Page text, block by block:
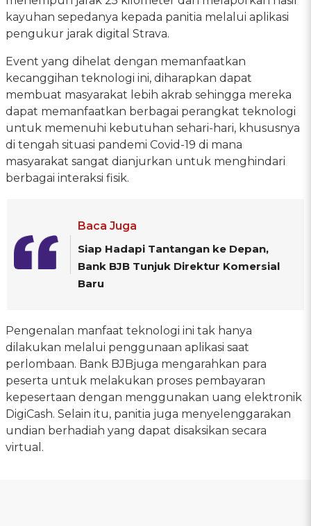
kayuhan sepedanya kepada panitia melalui aplikasi
pengukur jarak digital Strava.
Event yang dihelat dengan memanfaatkan
kecanggihan teknologi ini, diharapkan dapat
membuat masyarakat lebih akrab sehingga mereka
dapat memanfaatkan berbagai perangkat teknologi
untuk memenuhi kebutuhan sehari-hari, khususnya
di tengah situasi pandemi Covid-19 di mana
masyarakat sangat dianjurkan untuk menghindari
berbagai interaksi fisik.
Baca Juga
Siap Hadapi Tantangan ke Depan,
Bank BJB Tunjuk Direktur Komersial
Baru
Pengenalan manfaat teknologi ini tak hanya
dilakukan melalui penggunaan aplikasi saat
perlombaan. Bank BJBjuga mengarahkan para
peserta untuk melakukan proses pembayaran
kepesertaan dengan menggunakan uang elektronik
DigiCash. Selain itu, panitia juga menyelenggarakan
undian berhadiah yang dapat disaksikan secara
virtual.